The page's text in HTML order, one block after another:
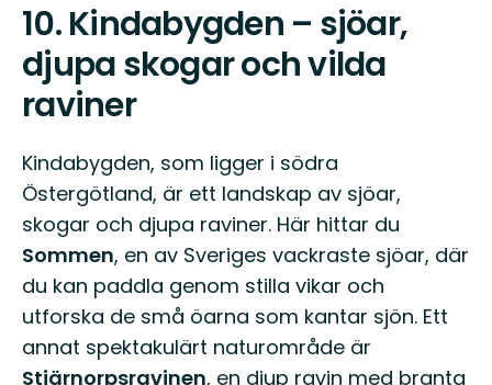
10.Kindabygden – sjöar,
djupa skogar och vilda
raviner
Kindabygden, som ligger i södra
Östergötland, är ett landskap av sjöar,
skogar och djupa raviner. Här hittar du
Sommen, en av Sveriges vackraste sjöar, där
du kan paddla genom stilla vikar och
utforska de små öarna som kantar sjön. Ett
annat spektakulärt naturområde är
Stjärnorpsravinen, en djup ravin med branta